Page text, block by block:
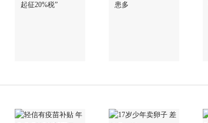
起征20%税”
患多